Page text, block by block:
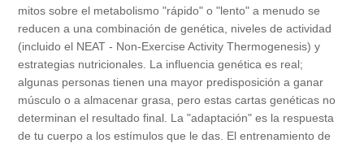
mitos sobre el metabolismo "rápido" o "lento" a menudo se
reducen a una combinación de genética, niveles de actividad
(incluido el NEAT - Non-Exercise Activity Thermogenesis) y
estrategias nutricionales. La influencia genética es real;
algunas personas tienen una mayor predisposición a ganar
músculo o a almacenar grasa, pero estas cartas genéticas no
determinan el resultado final. La "adaptación" es la respuesta
de tu cuerpo a los estímulos que le das. El entrenamiento de